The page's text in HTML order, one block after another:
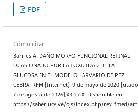
PDF
Cómo citar
Barrios A. DAÑO MORFO FUNCIONAL RETINAL
OCASIONADO POR LA TOXICIDAD DE LA
GLUCOSA EN EL MODELO LARVARIO DE PEZ
CEBRA. RFM [Internet]. 9 de mayo de 2020 [citado
7 de agosto de 2026];43:27-8. Disponible en:
https://saber.ucv.ve/ojs/index.php/rev_fmed/art